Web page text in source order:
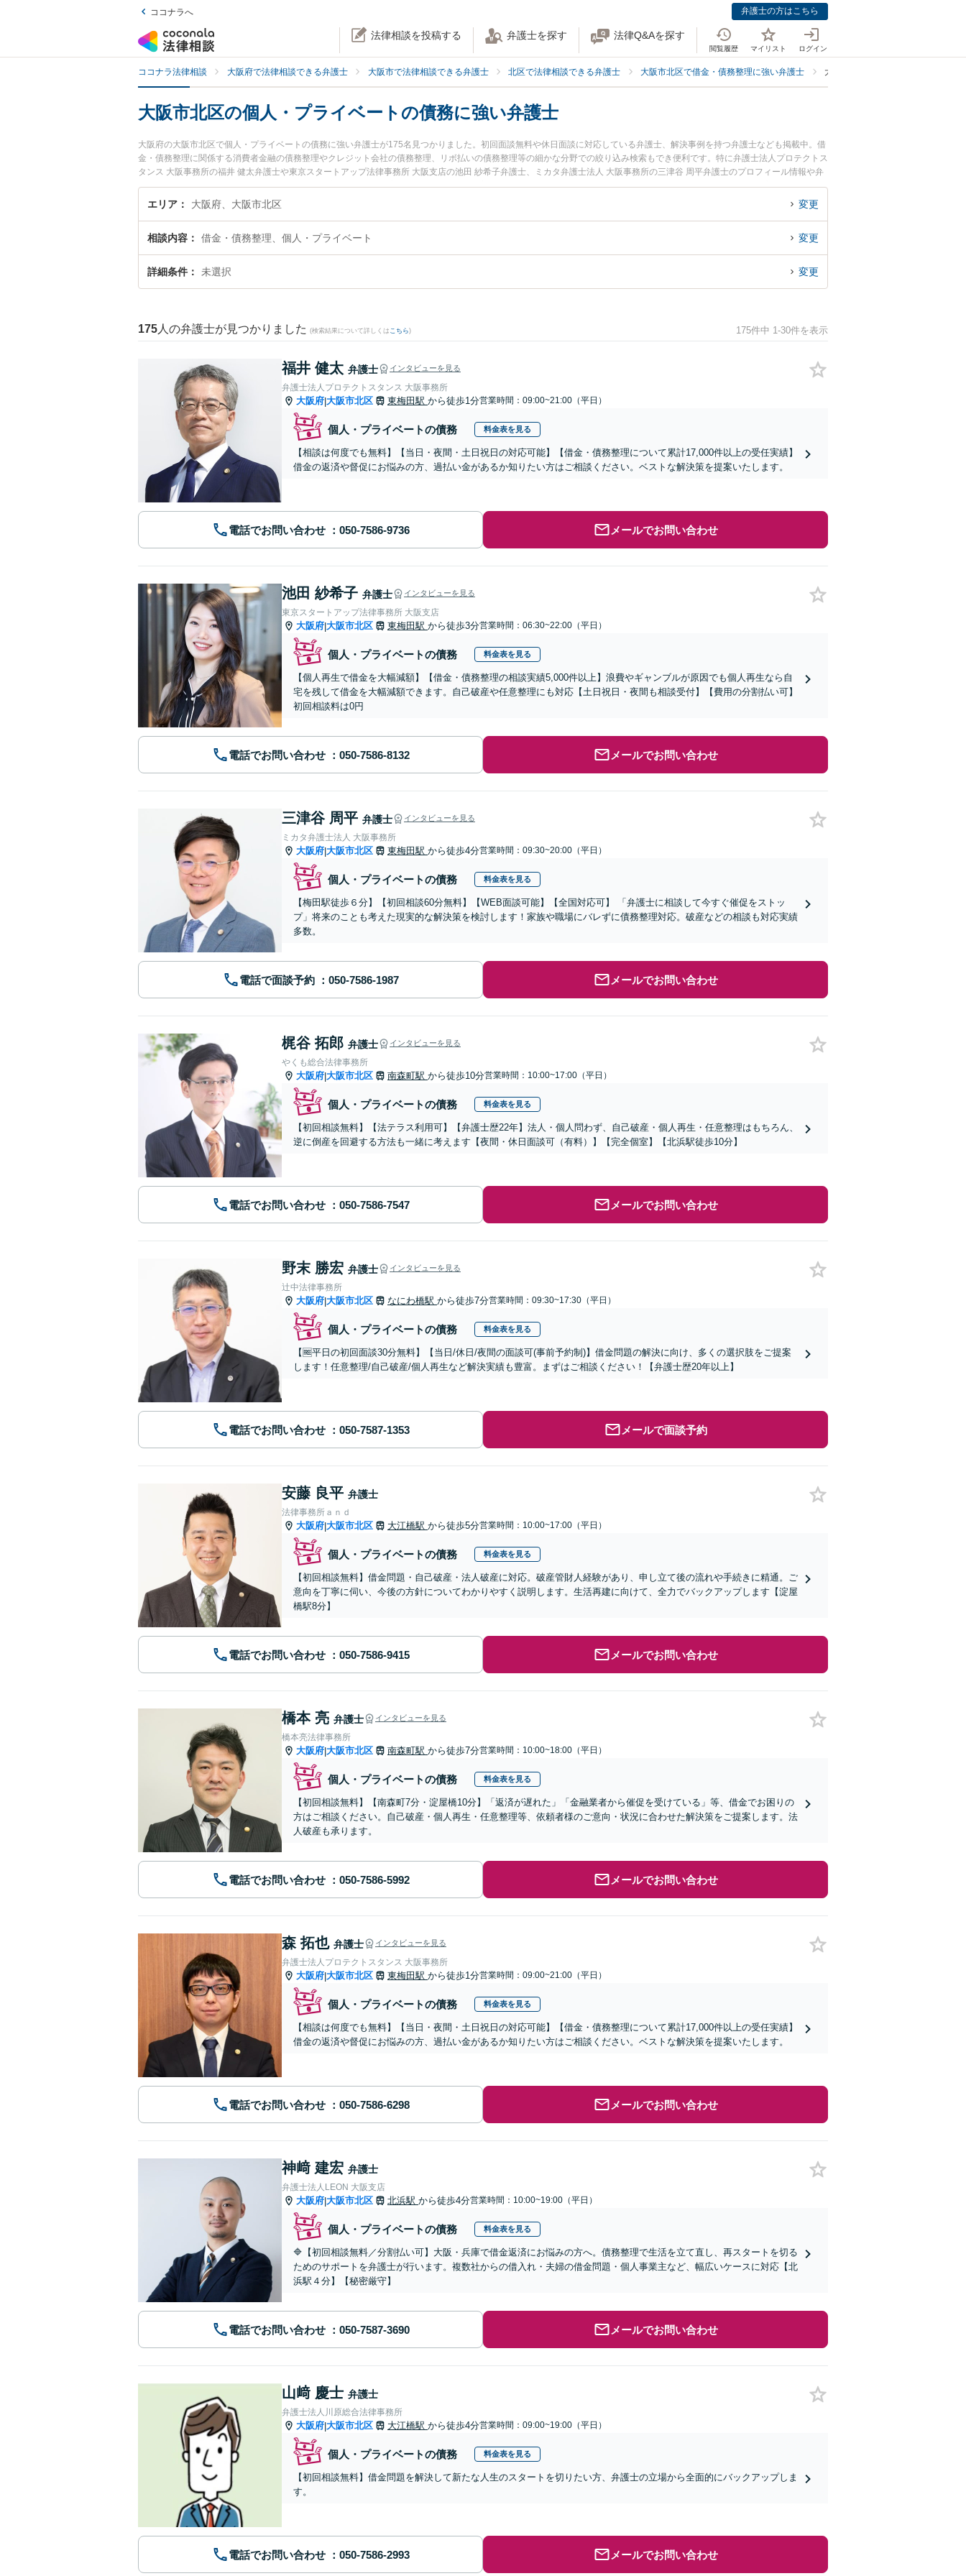
ココナラへ 弁護士の方はこちら
法律相談を投稿する 弁護士を探す 法律Q&Aを探す
閲覧履歴 マイリスト ログイン
ココナラ法律相談 大阪府で法律相談できる弁護士 大阪市で法律相談できる弁護士 北区で法律相談できる弁護士 大阪市北区で借金・債務整理に強い弁護士 大阪市北区で個人・プライベートに
大阪市北区の個人・プライベートの債務に強い弁護士
大阪府の大阪市北区で個人・プライベートの債務に強い弁護士が175名見つかりました。初回面談無料や休日面談に対応している弁護士、解決事例を持つ弁護士なども掲載中。借
金・債務整理に関係する消費者金融の債務整理やクレジット会社の債務整理、リボ払いの債務整理等の細かな分野での絞り込み検索もでき便利です。特に弁護士法人プロテクトス
タンス 大阪事務所の福井 健太弁護士や東京スタートアップ法律事務所 大阪支店の池田 紗希子弁護士、ミカタ弁護士法人 大阪事務所の三津谷 周平弁護士のプロフィール情報や弁
護士費用、強みなどが注目されています。『大阪市北区で土日や夜間に発生した個人・プライベートの債務のトラブルを今すぐに弁護士に相談したい』『個人・プライベートの債
務のトラブル解決の実績豊富な近くの弁護士を検索したい』『初回相談無料で個人・プライベートの債務を法律相談できる大阪市北区内の弁護士に相談予約したい』などでお困り
エリア 大阪府、大阪市北区 変更
相談内容 借金・債務整理、個人・プライベート 変更
詳細条件 未選択 変更
175 人の弁護士が見つかりました (検索結果について詳しくは こちら) 175件中 1-30件を表示
福井 健太 弁護士 インタビューを見る
弁護士法人プロテクトスタンス 大阪事務所
大阪府|大阪市北区 東梅田駅 から徒歩1分営業時間：09:00~21:00（平日）
個人・プライベートの債務 料金表を見る
【相談は何度でも無料】【当日・夜間・土日祝日の対応可能】【借金・債務整理について累計17,000件以上の受任実績】
借金の返済や督促にお悩みの方、過払い金があるか知りたい方はご相談ください。ベストな解決策を提案いたします。
電話でお問い合わせ メールでお問い合わせ
池田 紗希子 弁護士 インタビューを見る
東京スタートアップ法律事務所 大阪支店
大阪府|大阪市北区 東梅田駅 から徒歩3分営業時間：06:30~22:00（平日）
個人・プライベートの債務 料金表を見る
【個人再生で借金を大幅減額】【借金・債務整理の相談実績5,000件以上】浪費やギャンブルが原因でも個人再生なら自
宅を残して借金を大幅減額できます。自己破産や任意整理にも対応【土日祝日・夜間も相談受付】【費用の分割払い可】
初回相談料は0円
電話でお問い合わせ メールでお問い合わせ
三津谷 周平 弁護士 インタビューを見る
ミカタ弁護士法人 大阪事務所
大阪府|大阪市北区 東梅田駅 から徒歩4分営業時間：09:30~20:00（平日）
個人・プライベートの債務 料金表を見る
【梅田駅徒歩６分】【初回相談60分無料】【WEB面談可能】【全国対応可】 「弁護士に相談して今すぐ催促をストッ
プ」将来のことも考えた現実的な解決策を検討します！家族や職場にバレずに債務整理対応。破産などの相談も対応実績
多数。
電話で面談予約 メールでお問い合わせ
梶谷 拓郎 弁護士 インタビューを見る
やくも総合法律事務所
大阪府|大阪市北区 南森町駅 から徒歩10分営業時間：10:00~17:00（平日）
個人・プライベートの債務 料金表を見る
【初回相談無料】【法テラス利用可】【弁護士歴22年】法人・個人問わず、自己破産・個人再生・任意整理はもちろん、
逆に倒産を回避する方法も一緒に考えます【夜間・休日面談可（有料）】【完全個室】【北浜駅徒歩10分】
電話でお問い合わせ メールでお問い合わせ
野末 勝宏 弁護士 インタビューを見る
辻中法律事務所
大阪府|大阪市北区 なにわ橋駅 から徒歩7分営業時間：09:30~17:30（平日）
個人・プライベートの債務 料金表を見る
【🆓平日の初回面談30分無料】【当日/休日/夜間の面談可(事前予約制)】借金問題の解決に向け、多くの選択肢をご提案
します！任意整理/自己破産/個人再生など解決実績も豊富。まずはご相談ください！【弁護士歴20年以上】
電話でお問い合わせ メールで面談予約
安藤 良平 弁護士
法律事務所ａｎｄ
大阪府|大阪市北区 大江橋駅 から徒歩5分営業時間：10:00~17:00（平日）
個人・プライベートの債務 料金表を見る
【初回相談無料】借金問題・自己破産・法人破産に対応。破産管財人経験があり、申し立て後の流れや手続きに精通。ご
意向を丁寧に伺い、今後の方針についてわかりやすく説明します。生活再建に向けて、全力でバックアップします【淀屋
橋駅8分】
電話でお問い合わせ メールでお問い合わせ
橋本 亮 弁護士 インタビューを見る
橋本亮法律事務所
大阪府|大阪市北区 南森町駅 から徒歩7分営業時間：10:00~18:00（平日）
個人・プライベートの債務 料金表を見る
【初回相談無料】【南森町7分・淀屋橋10分】「返済が遅れた」「金融業者から催促を受けている」等、借金でお困りの
方はご相談ください。自己破産・個人再生・任意整理等、依頼者様のご意向・状況に合わせた解決策をご提案します。法
人破産も承ります。
電話でお問い合わせ メールでお問い合わせ
森 拓也 弁護士 インタビューを見る
弁護士法人プロテクトスタンス 大阪事務所
大阪府|大阪市北区 東梅田駅 から徒歩1分営業時間：09:00~21:00（平日）
個人・プライベートの債務 料金表を見る
【相談は何度でも無料】【当日・夜間・土日祝日の対応可能】【借金・債務整理について累計17,000件以上の受任実績】
借金の返済や督促にお悩みの方、過払い金があるか知りたい方はご相談ください。ベストな解決策を提案いたします。
電話でお問い合わせ メールでお問い合わせ
神﨑 建宏 弁護士
弁護士法人LEON 大阪支店
大阪府|大阪市北区 北浜駅 から徒歩4分営業時間：10:00~19:00（平日）
個人・プライベートの債務 料金表を見る
🔷【初回相談無料／分割払い可】大阪・兵庫で借金返済にお悩みの方へ。債務整理で生活を立て直し、再スタートを切る
ためのサポートを弁護士が行います。複数社からの借入れ・夫婦の借金問題・個人事業主など、幅広いケースに対応【北
浜駅４分】【秘密厳守】
電話でお問い合わせ メールでお問い合わせ
山﨑 慶士 弁護士
弁護士法人川原総合法律事務所
大阪府|大阪市北区 大江橋駅 から徒歩4分営業時間：09:00~19:00（平日）
個人・プライベートの債務 料金表を見る
【初回相談無料】借金問題を解決して新たな人生のスタートを切りたい方、弁護士の立場から全面的にバックアップしま
す。
電話でお問い合わせ メールでお問い合わせ